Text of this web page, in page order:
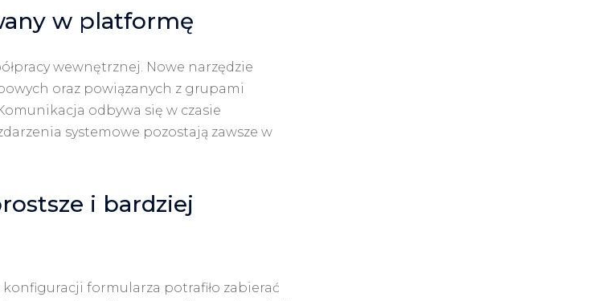
w platformę
wewnętrznej. Nowe narzędzie
oraz powiązanych z grupami
odbywa się w czasie
systemowe pozostają zawsze w
i bardziej
formularza potrafiło zabierać